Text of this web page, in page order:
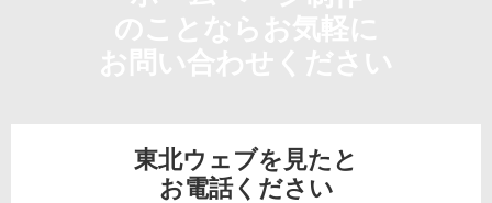
東北ウェブを見たと
お電話ください